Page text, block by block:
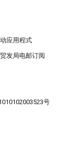
应用程式
发局电邮订阅
号